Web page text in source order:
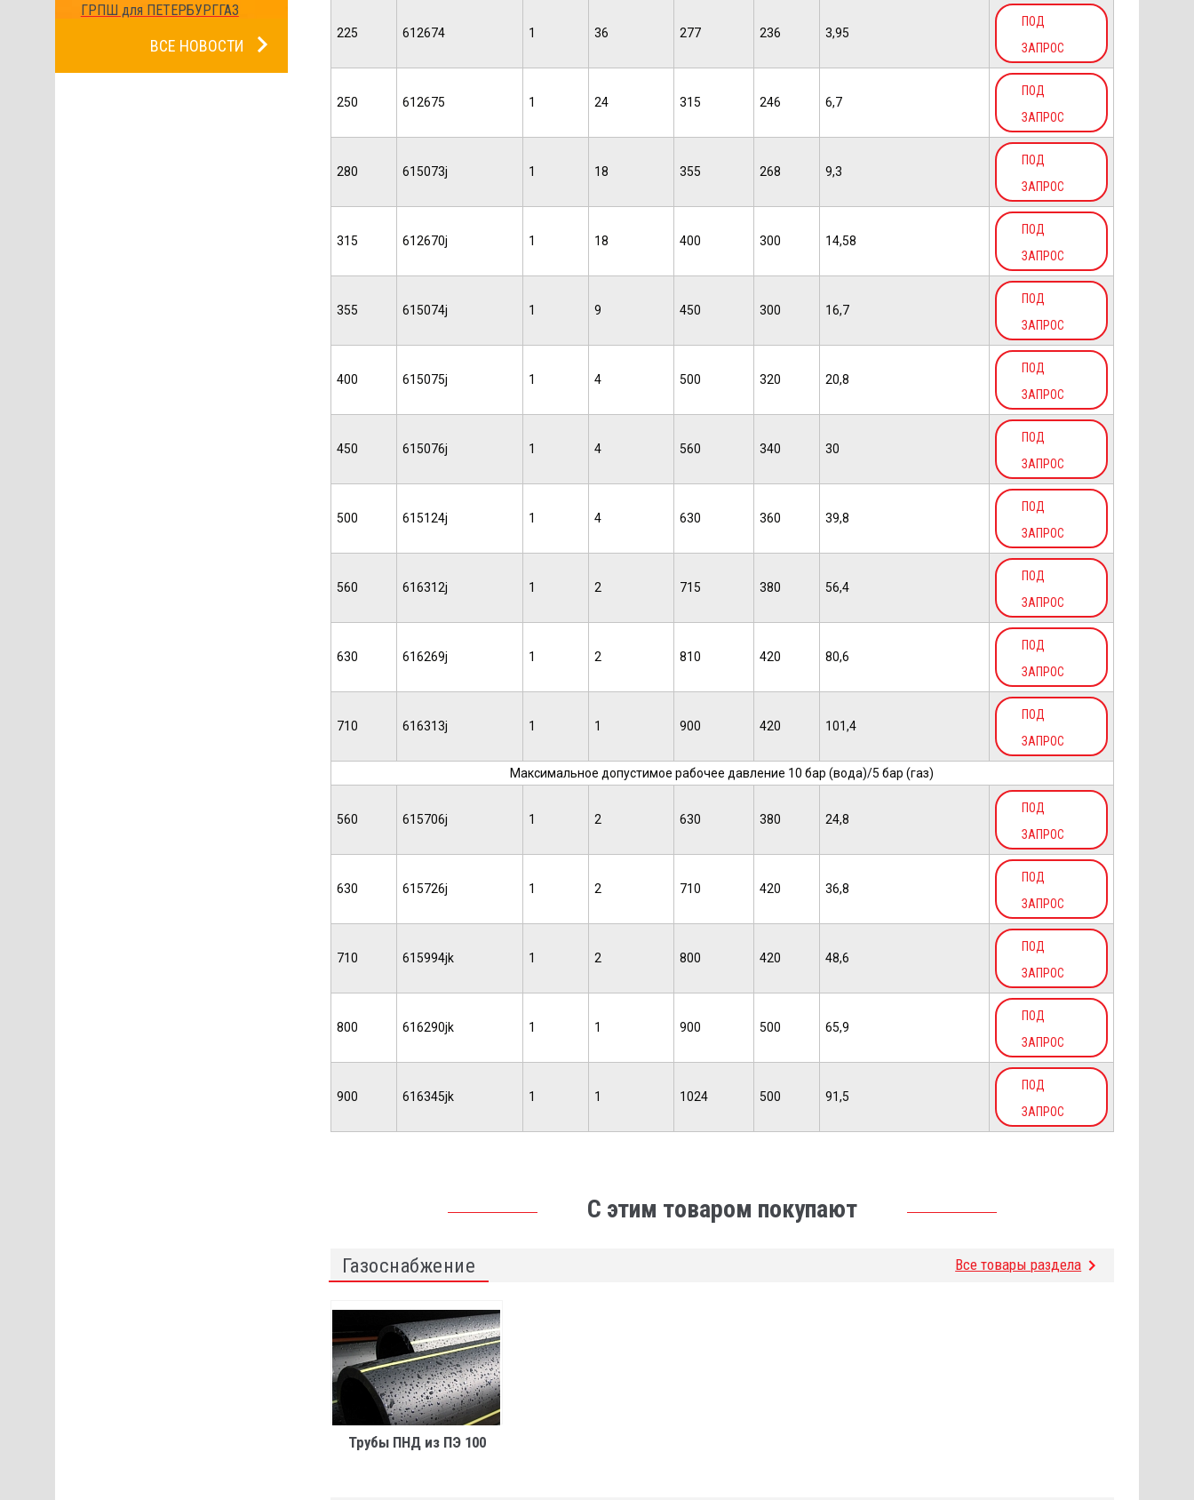
ГРПШ для ПЕТЕРБУРГГАЗ
ВСЕ НОВОСТИ
225 612674 1 36 277 236 3,95
ПОД
ЗАПРОС
250 612675 1 24 315 246 6,7
ПОД
ЗАПРОС
280 615073j 1 18 355 268 9,3
ПОД
ЗАПРОС
315 612670j 1 18 400 300 14,58
ПОД
ЗАПРОС
355 615074j 1 9 450 300 16,7
ПОД
ЗАПРОС
400 615075j 1 4 500 320 20,8
ПОД
ЗАПРОС
450 615076j 1 4 560 340 30
ПОД
ЗАПРОС
500 615124j 1 4 630 360 39,8
ПОД
ЗАПРОС
560 616312j 1 2 715 380 56,4
ПОД
ЗАПРОС
630 616269j 1 2 810 420 80,6
ПОД
ЗАПРОС
710 616313j 1 1 900 420 101,4
ПОД
ЗАПРОС
Максимальное допустимое рабочее давление 10 бар (вода)/5 бар (газ)
560 615706j 1 2 630 380 24,8
ПОД
ЗАПРОС
630 615726j 1 2 710 420 36,8
ПОД
ЗАПРОС
710 615994jk 1 2 800 420 48,6
ПОД
ЗАПРОС
800 616290jk 1 1 900 500 65,9
ПОД
ЗАПРОС
900 616345jk 1 1 1024 500 91,5
ПОД
ЗАПРОС
С этим товаром покупают
Газоснабжение Все товары раздела
Трубы ПНД из ПЭ 100